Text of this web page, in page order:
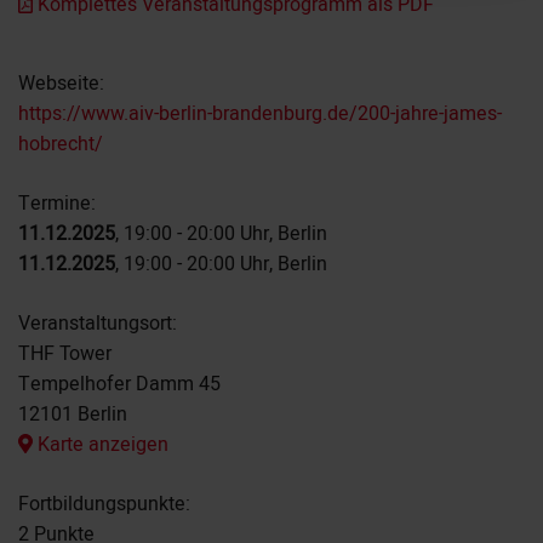
Webseite:
https://www.aiv-berlin-brandenburg.de/200-jahre-james-
hobrecht/
Termine:
11.12.2025, 19:00 - 20:00 Uhr, Berlin
11.12.2025, 19:00 - 20:00 Uhr, Berlin
Veranstaltungsort:
THF Tower
Tempelhofer Damm 45
12101 Berlin
Karte anzeigen
Fortbildungspunkte:
2 Punkte